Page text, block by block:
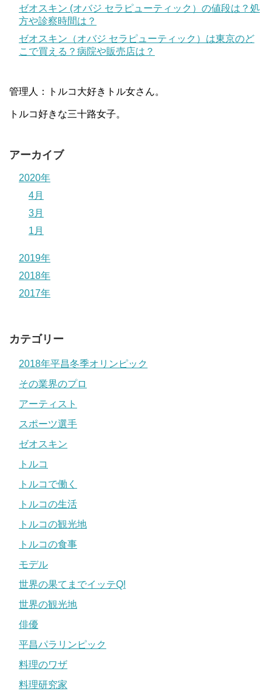
ゼオスキン (オバジ セラピューティック）の値段は？処
方や診察時間は？
ゼオスキン（オバジ セラピューティック）は東京のど
こで買える？病院や販売店は？
管理人：トルコ大好きトル女さん。
トルコ好きな三十路女子。
アーカイブ
2020年
4月
3月
1月
2019年
2018年
2017年
カテゴリー
2018年平昌冬季オリンピック
その業界のプロ
アーティスト
スポーツ選手
ゼオスキン
トルコ
トルコで働く
トルコの生活
トルコの観光地
トルコの食事
モデル
世界の果てまでイッテQ!
世界の観光地
俳優
平昌パラリンピック
料理のワザ
料理研究家